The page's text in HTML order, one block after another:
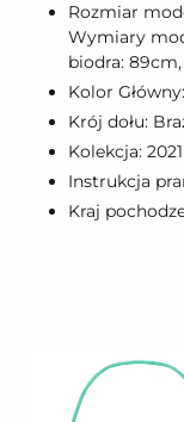
Rozmiar
Wymiary
biodra:
Kolor
Krój dołu:
Kolekcja: 2021
Instrukcja
Kraj
Atlantis
Bandeau-